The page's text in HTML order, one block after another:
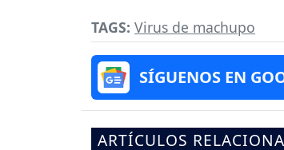
TAGS: Virus de machupo
SÍGUENOS EN
ARTÍCULOS